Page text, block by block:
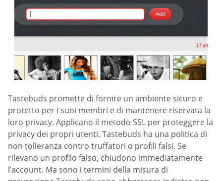
Tastebuds promette di fornire un ambiente sicuro e
protetto per i suoi membri e di mantenere riservata la
loro privacy. Applicano il metodo SSL per proteggere la
privacy dei propri utenti. Tastebuds ha una politica di
non tolleranza contro truffatori o profili falsi. Se
rilevano un profilo falso, chiudono immediatamente
l’account. Ma sono i termini della misura di